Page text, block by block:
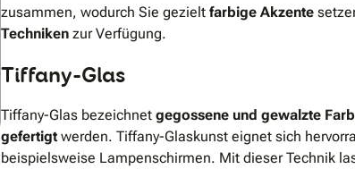
zusammen, wodurch Sie gezielt farbige Akzente
Techniken zur Verfügung.
Tiffany-Glas
Tiffany-Glas bezeichnet gegossene und gewalzte
gefertigt werden. Tiffany-Glaskunst eignet sich
beispielsweise Lampenschirmen. Mit dieser Technik